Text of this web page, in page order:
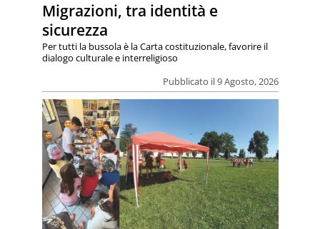
Migrazioni, tra identità e
sicurezza
Pubblicato il 9 Agosto, 2026
Per tutti la bussola è la Carta costituzionale, favorire il
dialogo culturale e interreligioso